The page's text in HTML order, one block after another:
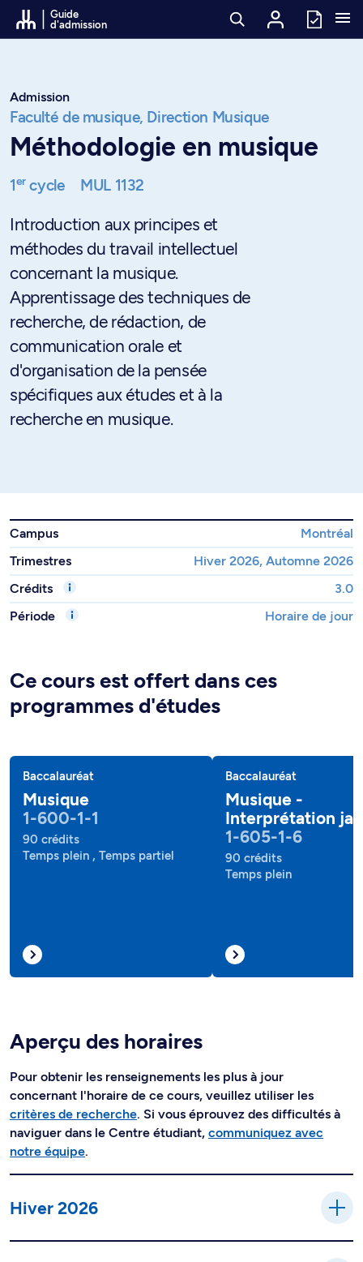
Passer au contenu
Guide
d'admission
Admission
Faculté de musique, Direction Musique
Méthodologie en musique
1ercycle MUL 1132
Introduction aux principes et
méthodes du travail intellectuel
concernant la musique.
Apprentissage des techniques de
recherche, de rédaction, de
communication orale et
d'organisation de la pensée
spécifiques aux études et à la
recherche en musique.
Campus
Montréal
Trimestres
Hiver 2026, Automne 2026
Crédits
3.0
Période
Horaire de jour
Ce cours est offert dans ces
programmes d'études
Baccalauréat
Musique
1-600-1-1
90 crédits
Temps plein , Temps partiel
Baccalauréat
Musique -
Interprétation
1-605-1-6
90 crédits
Temps plein
Aperçu des horaires
Pour obtenir les renseignements les plus à jour
concernant l'horaire de ce cours, veuillez utiliser les
critères de recherche. Si vous éprouvez des difficultés à
naviguer dans le Centre étudiant, communiquez avec
notre équipe.
Hiver 2026